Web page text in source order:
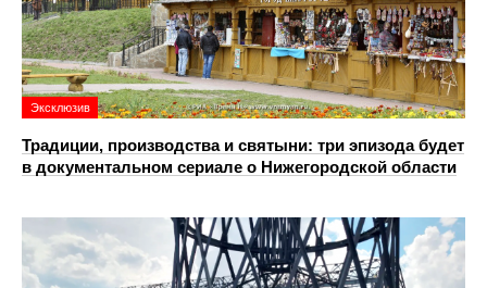
Эксклюзив
Традиции, производства и святыни: три эпизода будет
в документальном сериале о Нижегородской области